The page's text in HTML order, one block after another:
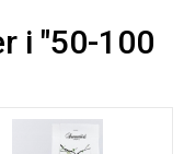
i "50-100